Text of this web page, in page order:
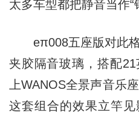
太多车型都把静音当作“
eπ008五座版对此格
夹胶隔音玻璃，搭配
上WANOS全景声音乐
这套组合的效果立竿